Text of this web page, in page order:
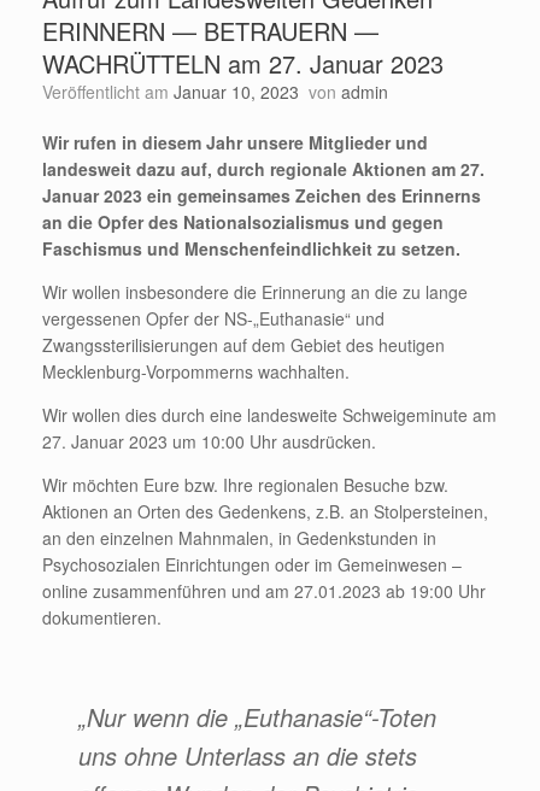
ERINNERN — BETRAUERN —
WACHRÜTTELN am 27. Januar 2023
Veröffentlicht am Januar 10, 2023 von admin
Wir rufen in diesem Jahr unsere Mitglieder und
landesweit dazu auf, durch regionale Aktionen am 27.
Januar 2023 ein gemeinsames Zeichen des Erinnerns
an die Opfer des Nationalsozialismus und gegen
Faschismus und Menschenfeindlichkeit zu setzen.
Wir wollen insbesondere die Erinnerung an die zu lange
vergessenen Opfer der NS-„Euthanasie“ und
Zwangssterilisierungen auf dem Gebiet des heutigen
Mecklenburg-Vorpommerns wachhalten.
Wir wollen dies durch eine landesweite Schweigeminute am
27. Januar 2023 um 10:00 Uhr ausdrücken.
Wir möchten Eure bzw. Ihre regionalen Besuche bzw.
Aktionen an Orten des Gedenkens, z.B. an Stolpersteinen,
an den einzelnen Mahnmalen, in Gedenkstunden in
Psychosozialen Einrichtungen oder im Gemeinwesen –
online zusammenführen und am 27.01.2023 ab 19:00 Uhr
dokumentieren.
„Nur wenn die „Euthanasie“-Toten
uns ohne Unterlass an die stets